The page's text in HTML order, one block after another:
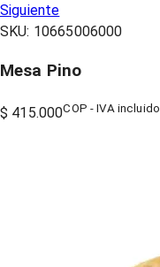
Siguiente
SKU: 10665006000
Mesa Pino
$ 415.000COP - IVA incluido